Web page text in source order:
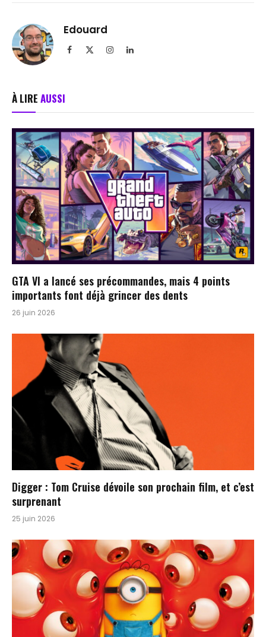
Edouard
Facebook InstagramLinkedIn
À LIRE AUSSI
GTA VI a lancé ses précommandes, mais 4 points
importants font déjà grincer des dents
26 juin 2026
Digger : Tom Cruise dévoile son prochain film, et c’est
surprenant
25 juin 2026